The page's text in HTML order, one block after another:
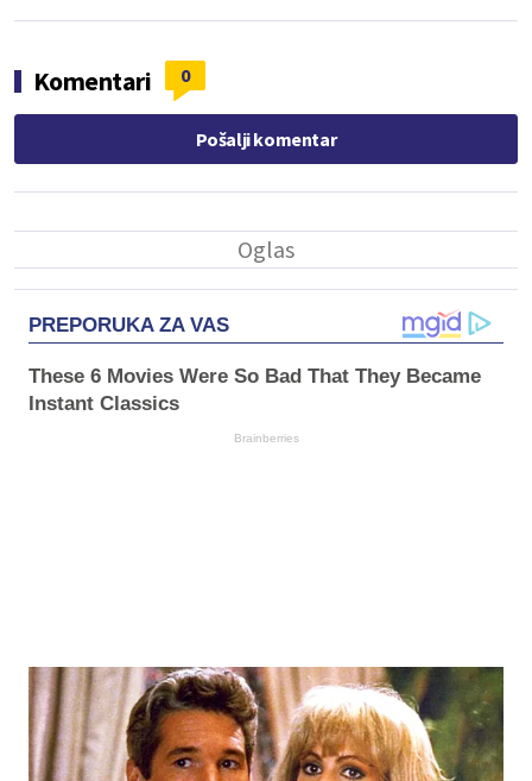
Komentari 0
Pošalji komentar
PREPORUKA ZA VAS
These 6 Movies Were So Bad That They Became
Instant Classics
Brainberries